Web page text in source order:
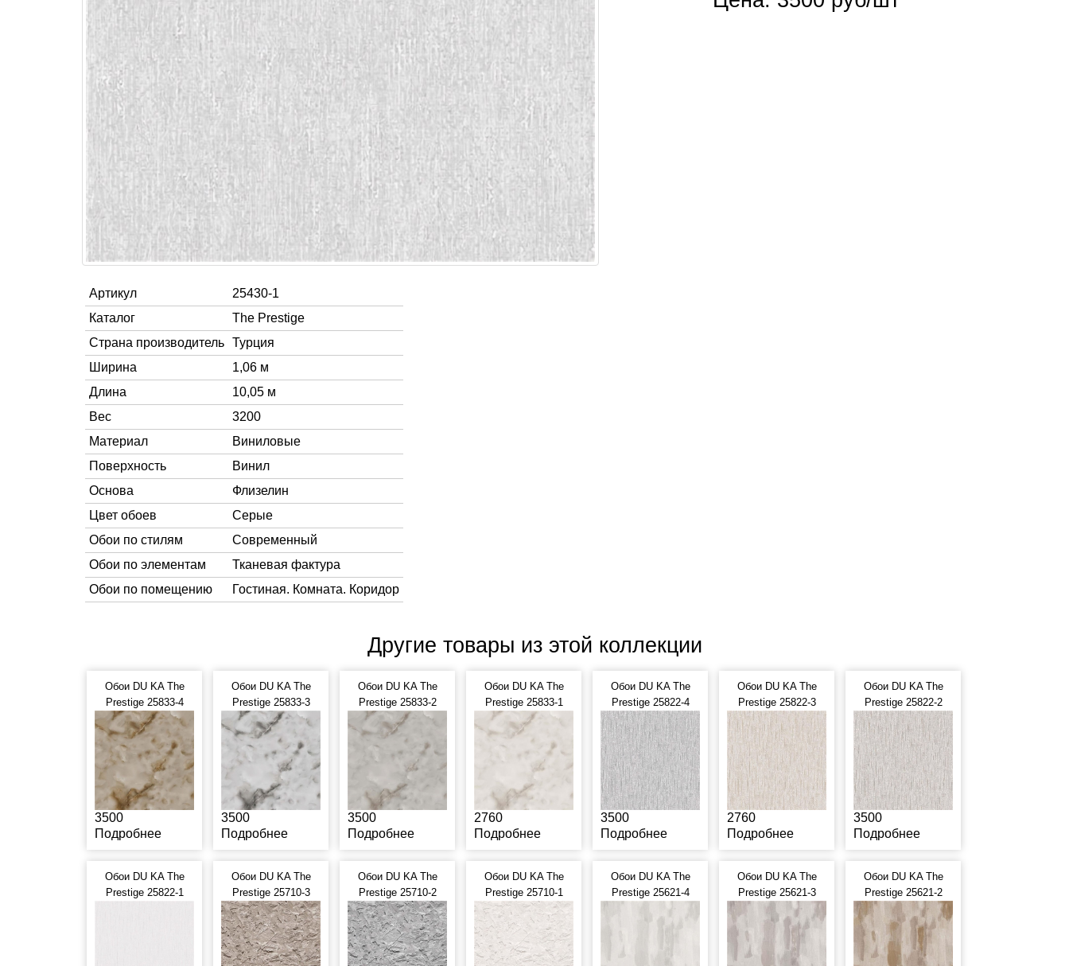
Артикул
25430-1
Каталог
The Prestige
Страна производитель Турция
Ширина
1,06 м
Длина
10,05 м
Вес
3200
Материал
Виниловые
Поверхность
Винил
Основа
Флизелин
Цвет обоев
Серые
Обои по стилям
Современный
Обои по элементам
Тканевая фактура
Обои по помещению
Гостиная. Комната. Коридор
Другие товары из этой коллекции
Обои DU KA The
Prestige 25833-4
3500
Подробнее
Обои DU KA The
Prestige 25833-3
3500
Подробнее
Обои DU KA The
Prestige 25833-2
3500
Подробнее
Обои DU KA The
Prestige 25833-1
2760
Подробнее
Обои DU KA The
Prestige 25822-4
3500
Подробнее
Обои DU KA The
Prestige 25822-3
2760
Подробнее
Обои DU KA The
Prestige 25822-2
3500
Подробнее
Обои DU KA The
Prestige 25822-1
Обои DU KA The
Prestige 25710-3
Обои DU KA The
Prestige 25710-2
Обои DU KA The
Prestige 25710-1
Обои DU KA The
Prestige 25621-4
Обои DU KA The
Prestige 25621-3
Обои DU KA The
Prestige 25621-2